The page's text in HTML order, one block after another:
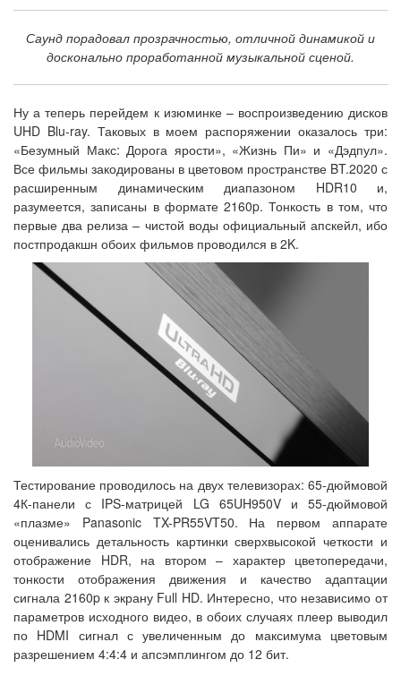
Саунд порадовал прозрачностью, отличной динамикой и
досконально проработанной музыкальной сценой.
Ну а теперь перейдем к изюминке – воспроизведению дисков
UHD Blu-ray. Таковых в моем распоряжении оказалось три:
«Безумный Макс: Дорога ярости», «Жизнь Пи» и «Дэдпул».
Все фильмы закодированы в цветовом пространстве BT.2020 с
расширенным динамическим диапазоном HDR10 и,
разумеется, записаны в формате 2160p. Тонкость в том, что
первые два релиза – чистой воды официальный апскейл, ибо
постпродакшн обоих фильмов проводился в 2K.
Тестирование проводилось на двух телевизорах: 65-дюймовой
4К-панели с IPS-матрицей LG 65UH950V и 55-дюймовой
«плазме» Panasonic TX-PR55VT50. На первом аппарате
оценивались детальность картинки сверхвысокой четкости и
отображение HDR, на втором – характер цветопередачи,
тонкости отображения движения и качество адаптации
сигнала 2160p к экрану Full HD. Интересно, что независимо от
параметров исходного видео, в обоих случаях плеер выводил
по HDMI сигнал с увеличенным до максимума цветовым
разрешением 4:4:4 и апсэмплингом до 12 бит.